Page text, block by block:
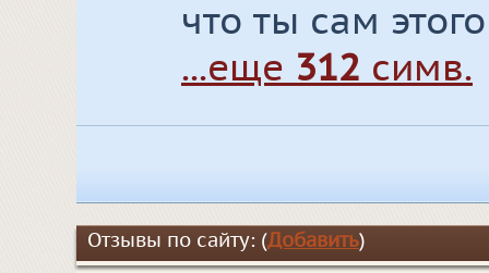
что ты сам
...еще 312 симв.
Отзывы по сайту: (Добавить)